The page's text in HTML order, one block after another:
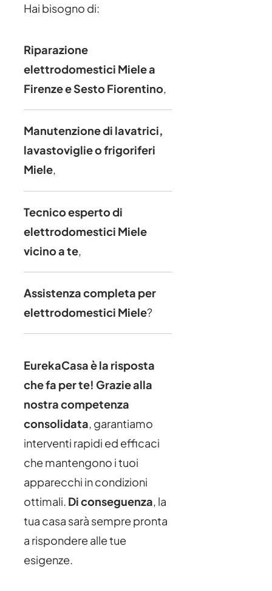
Hai bisogno di:
Riparazione
elettrodomestici Miele a
Firenze e Sesto Fiorentino,
Manutenzione di lavatrici,
lavastoviglie o frigoriferi
Miele,
Tecnico esperto di
elettrodomestici Miele
vicino a te,
Assistenza completa per
elettrodomestici Miele?
EurekaCasa è la risposta
che fa per te! Grazie alla
nostra competenza
consolidata, garantiamo
interventi rapidi ed efficaci
che mantengono i tuoi
apparecchi in condizioni
ottimali. Di conseguenza, la
tua casa sarà sempre pronta
a rispondere alle tue
esigenze.